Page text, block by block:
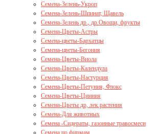
Семена-Зелень-Укроп
Семена-Зелень-Шпинат, Щавель
Семена-Зелень др., др.Овощи, фрукты
Семена-Цветы-Астры
Семена-цветы-Бархатцы
Семена-цветы-Бегония
Семена-Цветы-Виола
Семена-Цветы-Календула
Семена-Цветы-Настурция
Семена-Цветы-Петуния, Флокс
Семена-Цветы-Цинния
Семена-Цветы др, лек.растения
Семена-Для животных
Семена -Сидераты, газонные травосмеси
Семена по фирмам